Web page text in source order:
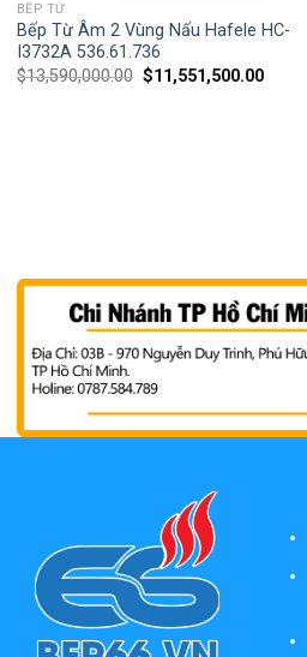
BẾP TỪ
Bếp Từ Âm 2 Vùng Nấu Hafele HC-
I3732A 536.61.736
$13,590,000.00 $11,551,500.00